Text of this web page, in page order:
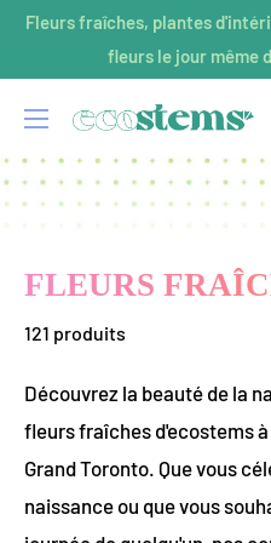
PasserFleurs fraîches, plantes
fleurs le jour même
ecostems
FLEURS
121 produits
Découvrez la beauté de la
fleurs fraîches d'ecostems
Grand Toronto. Que vous
naissance ou que vous